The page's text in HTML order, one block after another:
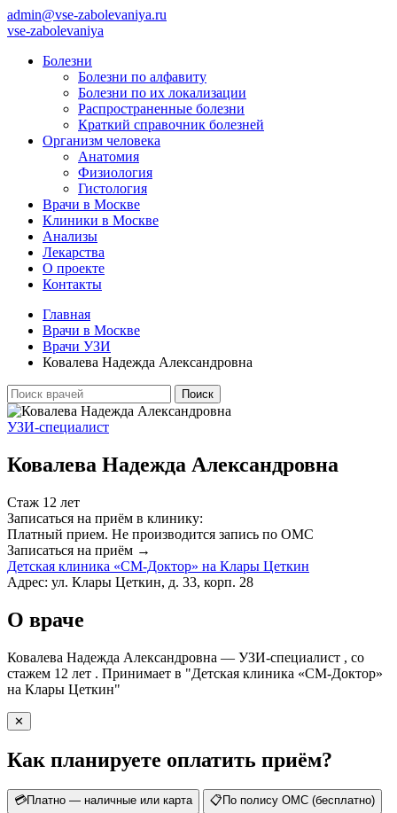
admin@vse-zabolevaniya.ru
vse-zabolevaniya
Болезни
Болезни по алфавиту
Болезни по их локализации
Распространенные болезни
Краткий справочник болезней
Организм человека
Анатомия
Физиология
Гистология
Врачи в Москве
Клиники в Москве
Анализы
Лекарства
О проекте
Контакты
Главная
Врачи в Москве
Врачи УЗИ
Ковалева Надежда Александровна
УЗИ-специалист
Ковалева Надежда Александровна
Стаж 12 лет
Записаться на приём в клинику:
Платный прием. Не производится запись по ОМС
Записаться на приём →
Детская клиника «СМ-Доктор» на Клары Цеткин
Адрес: ул. Клары Цеткин, д. 33, корп. 28
О враче
Ковалева Надежда Александровна — УЗИ-специалист , со
стажем 12 лет . Принимает в "Детская клиника «СМ-Доктор»
на Клары Цеткин"
✕
Как планируете оплатить приём?
💳Платно — наличные или карта 📋 По полису ОМС (бесплатно)